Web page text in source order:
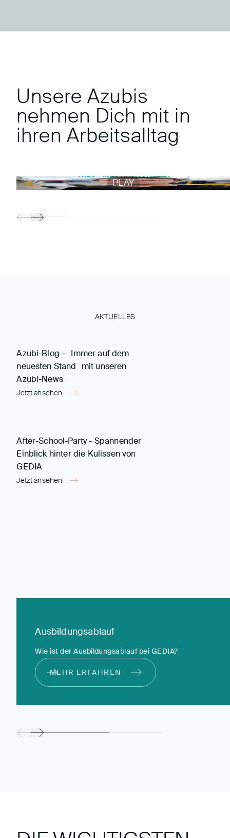
Unsere Azubis
nehmen Dich mit in
ihren Arbeitsalltag
PLAY
AKTUELLES
Azubi-Blog – Immer auf dem
neuesten Stand mit unseren
Azubi-News
Jetzt ansehen
After-School-Party - Spannender
Einblick hinter die Kulissen von
GEDIA
Jetzt ansehen
Ausbildungsablauf
Wie ist der Ausbildungsablauf bei GEDIA?
MEHR ERFAHREN